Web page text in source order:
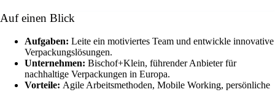
Auf einen Blick
Aufgaben: Leite ein motiviertes Team und entwickle innovative
Verpackungslösungen.
Unternehmen: Bischof+Klein, führender Anbieter für
nachhaltige Verpackungen in Europa.
Vorteile: Agile Arbeitsmethoden, Mobile Working, persönliche